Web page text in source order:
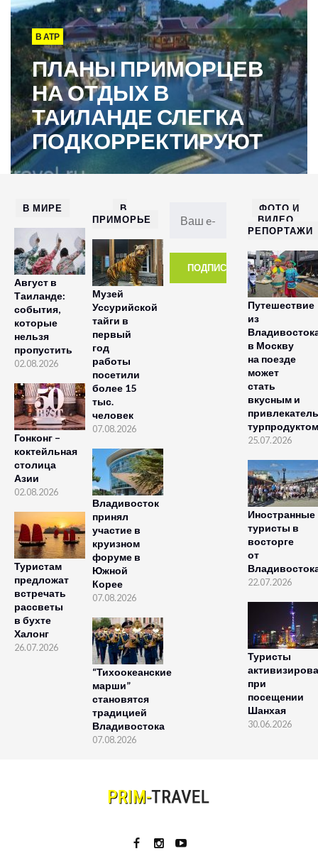
В АТР
ПЛАНЫ ПРИМОРЦЕВ
НА ОТДЫХ В
ТАИЛАНДЕ СЛЕГКА
ПОДКОРРЕКТИРУЮТ
В МИРЕ
Август в
Таиланде:
события,
которые
нельзя
пропустить
02.08.2026
Гонконг –
коктейльная
столица
Азии
02.08.2026
Туристам
предложат
встречать
рассветы
в бухте
Халонг
26.07.2026
В
ПРИМОРЬЕ
Музей
Уссурийской
тайги в
первый
год
работы
посетили
более 15
тыс.
человек
07.08.2026
Владивосток
принял
участие в
круизном
форуме в
Южной
Корее
07.08.2026
“Тихоокеанские
марши”
становятся
традицией
Владивостока
07.08.2026
ФОТО И
ВИДЕО
РЕПОРТАЖИ
Путешествие
из
в Москву
на поезде
может
стать
вкусным и
турпродуктом
25.07.2026
Иностранные
туристы в
восторге
от
22.07.2026
Туристы
при
посещении
Шанхая
30.06.2026